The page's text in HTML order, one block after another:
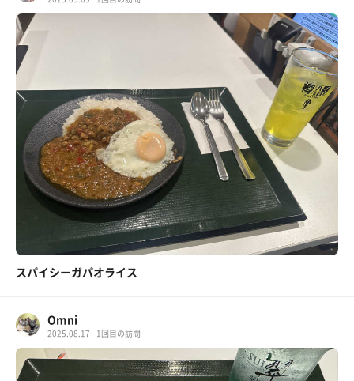
スパイシーガパオライス
Omni
2025.08.17 1回目の訪問